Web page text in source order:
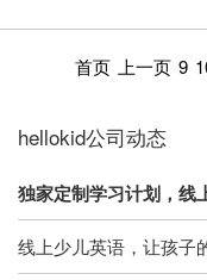
首页 上一页 9
hellokid公司动态
独家定制学习计划，线
线上少儿英语，让孩子